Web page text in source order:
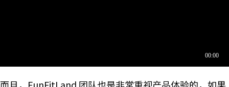
而且，FunFitLand 团队也是非常重视产品体验的，如果